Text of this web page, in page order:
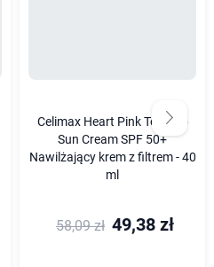
Celimax Heart Pink Tone Up
Sun Cream SPF 50+
Nawilżający krem z filtrem - 40
ml
58,09 zł 49,38 zł